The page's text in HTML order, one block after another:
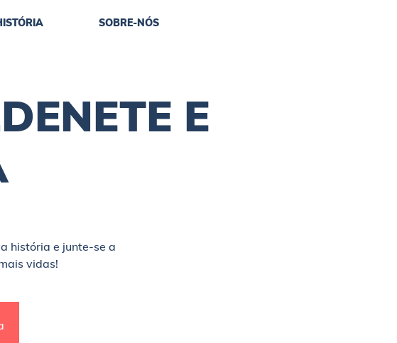
SOBRE-NÓS
E
história e junte-se a
vidas!